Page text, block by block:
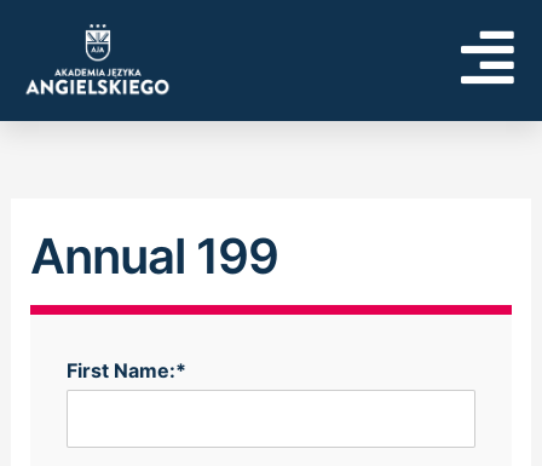
content
Annual 199
First Name:*